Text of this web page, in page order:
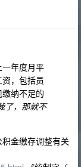
年度月平
，包括员
纳不足的
了，那就不
金缴存调整有关